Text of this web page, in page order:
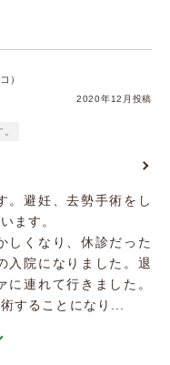
）
2020年12月投稿
。避妊、去勢手術をし
ます。
しくなり、休診だった
入院になりました。退
連れて行きました。
することになり...